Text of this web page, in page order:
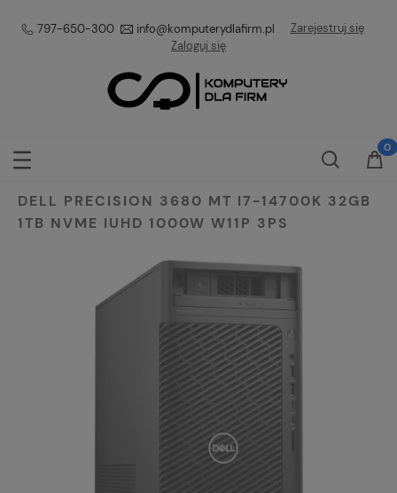
797-650-300 info@komputerydlafirm.pl
Zarejestruj się
Zaloguj się
DELL PRECISION 3680 MT I7-14700K 32GB
1TB NVME IUHD 1000W W11P 3PS